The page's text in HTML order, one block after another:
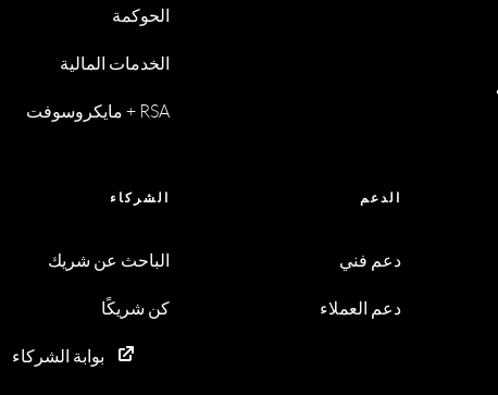
الحوكمة
الخدمات المالية
RSA + مايكروسوفت
الدعم
دعم فني
دعم العملاء
الشركاء
الباحث عن شريك
كن شريكًا
بوابة الشركاء